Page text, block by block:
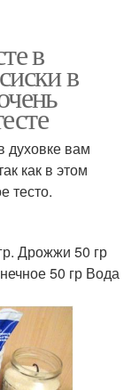
в
в
духовке вам
как в этом
тесто.
Дрожжи 50 гр
50 гр Вода